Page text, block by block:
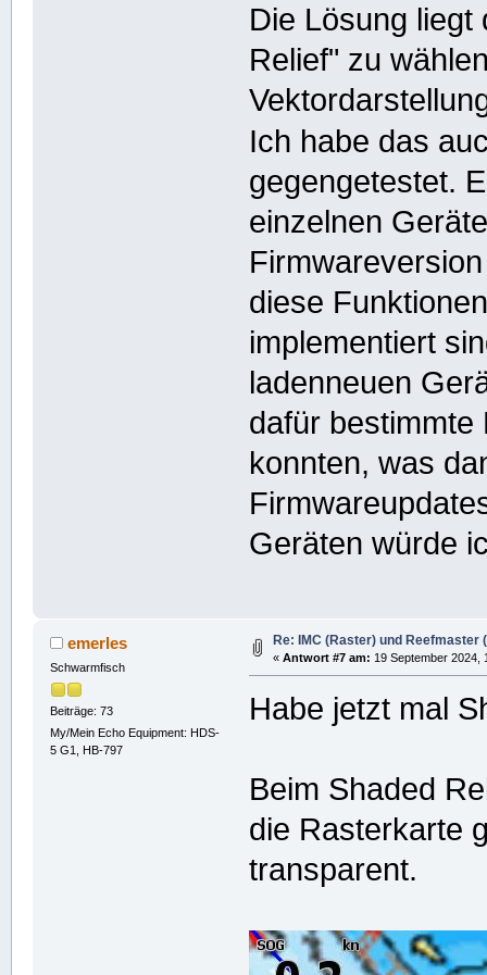
Die Lösung
Relief" zu
Ich habe das
gegengetestet.
einzelnen
diese
implementiert
ladenneuen
dafür bestimmte
konnten, was
Geräten würde
emerles
Schwarmfisch
Beiträge: 73
My/Mein Echo Equipment: HDS-
5 G1, HB-797
Re: IMC (Raster) und Reefmaster
« Antwort #7 am: 19 September 2024,
Habe jetzt mal
Beim Shaded
die Rasterkarte
transparent.